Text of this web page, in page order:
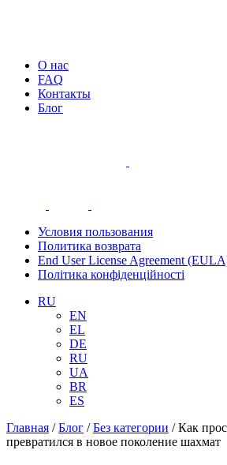
О нас
FAQ
Контакты
Блог
Условия пользования
Политика возврата
End User License Agreement
Політика конфіденційності
RU
EN
EL
DE
RU
UA
BR
ES
Главная /Блог /Без категории /Как
превратился в новое поколение шахмат